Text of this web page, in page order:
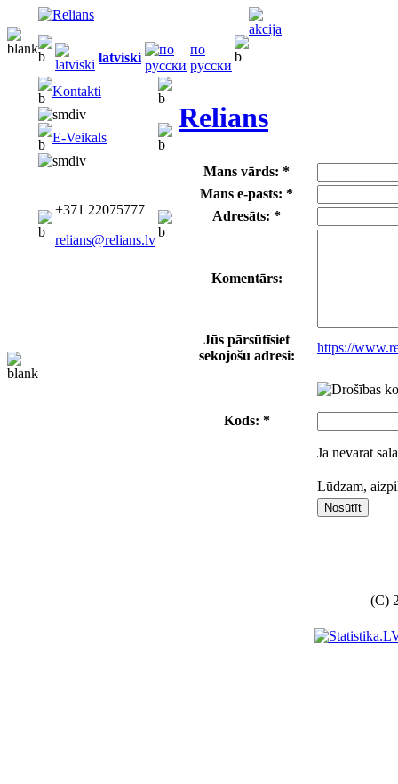
latviski
по
русски
Kontakti
E-Veikals
+371 22075777
relians@relians.lv
Relians
Mans vārds: *
Mans e-pasts: *
Adresāts: *
Komentārs:
Jūs pārsūtīsiet
sekojošu adresi:
https://
Kods: *
Ja nevarat
Lūdzam,
(C)